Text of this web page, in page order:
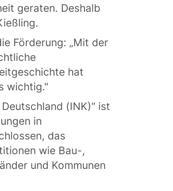
geraten. Deshalb
Förderung: „Mit der
hat
wichtig."
(INK)“ ist
in
das
wie Bau-,
und Kommunen